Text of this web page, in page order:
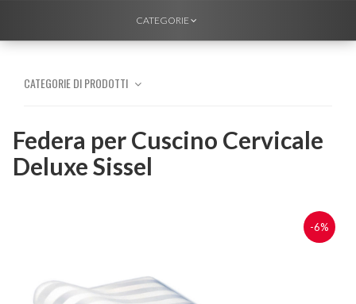
TOGGLE
CATEGORIE
CATEGORIE DI PRODOTTI
Federa per Cuscino Cervicale
Deluxe Sissel
-6%